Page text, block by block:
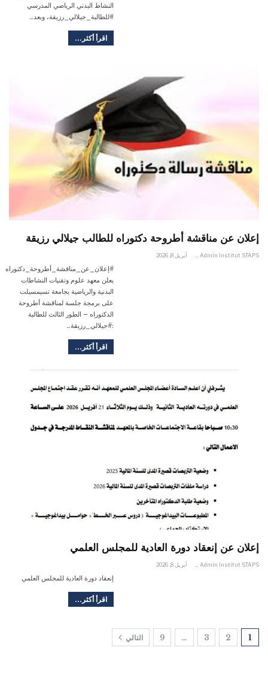
النشاط البدني الرياضي المدرسي
#للطالبة_جيلالي_رزيقة، وبعد…
اقرأ أكثر...
إعلان عن مناقشة أطروحة دكتوراه للطالب جيلالي رزيقة
Admin Institut STAPS أبريل 8, 2026
#إعلان_عن_مناقشة_أطروحة_دكتوراه
يعلن معهد علوم وتقنيات النشاطات
البدنية والرياضية بجامعة تسيمسيلت
على برمجة جلسة لمناقشة أطروحة
الدكتوراه – الطور الثالث للطالبة
:#جيلالي_رزيقة…
اقرأ أكثر...
إعلان عن إنعقاد دورة العادية للمجلس العلمي
أبريل 8, 2026
إنعقاد دورة العادية للمجلس العلمي
اقرأ أكثر...
1
2
3
…
9 التالي